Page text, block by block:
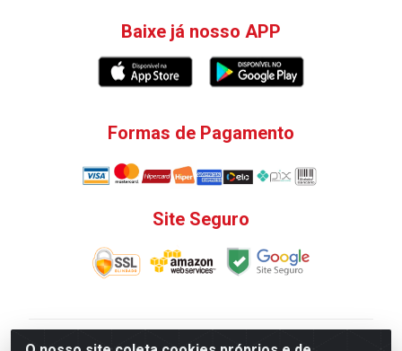
Baixe já nosso APP
Formas de Pagamento
Site Seguro
V. C. Ferragens LTDA - Rua do Matoso, 132 - Praça da